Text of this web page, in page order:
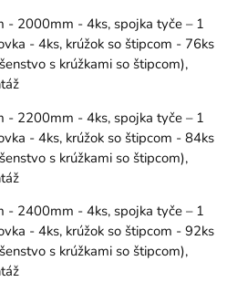
- 2000mm - 4ks, spojka tyče – 1
- 4ks, krúžok so štipcom - 76ks
s krúžkami so štipcom),
- 2200mm - 4ks, spojka tyče – 1
- 4ks, krúžok so štipcom - 84ks
s krúžkami so štipcom),
- 2400mm - 4ks, spojka tyče – 1
- 4ks, krúžok so štipcom - 92ks
s krúžkami so štipcom),